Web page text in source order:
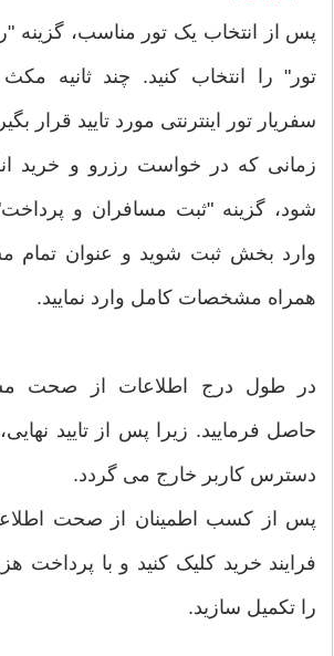
پس از انتخاب یک تور مناسب، گزینه
تور" را انتخاب کنید. چند ثانیه
سفریار تور اینترنتی مورد تایید قرار
زمانی که در خواست رزرو و خرید
شود، گزینه "ثبت مسافران و
وارد بخش ثبت شوید و عنوان تمام
همراه مشخصات کامل وارد نمایید.
در طول درج اطلاعات از صحت
حاصل فرمایید. زیرا پس از تایید
دسترس کاربر خارج می گردد.
پس از کسب اطمینان از صحت
فرایند خرید کلیک کنید و با پرداخت
را تکمیل سازید.